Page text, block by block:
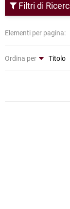
Filtri di
Elementi per pagina:
Ordina per